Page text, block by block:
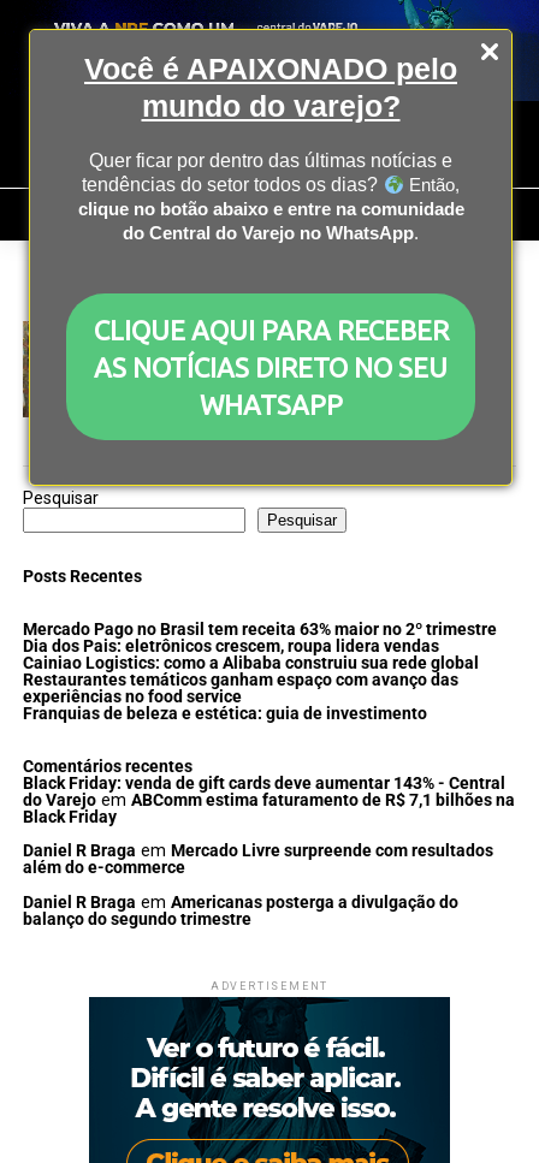
Você é APAIXONADO pelo
mundo do varejo?
Quer ficar por dentro das últimas notícias e
tendências do setor todos os dias?
Então,
clique no botão abaixo e entre na comunidade
do Central do Varejo no WhatsApp.
CLIQUE AQUI PARA RECEBER
AS NOTÍCIAS DIRETO NO SEU
WHATSAPP
All posts tagged "livraria"
E-COMMERCE 3 anos atrás
Saraiva fecha todas as lojas físicas e demite
funcionários
Pesquisar
Pesquisar
Posts Recentes
Mercado Pago no Brasil tem receita 63% maior no 2º trimestre
Dia dos Pais: eletrônicos crescem, roupa lidera vendas
Cainiao Logistics: como a Alibaba construiu sua rede global
Restaurantes temáticos ganham espaço com avanço das
experiências no food service
Franquias de beleza e estética: guia de investimento
Comentários recentes
Black Friday: venda de gift cards deve aumentar 143% - Central
do Varejoem ABComm estima faturamento de R$ 7,1 bilhões na
Black Friday
Daniel R Braga em Mercado Livre surpreende com resultados
além do e-commerce
Daniel R Braga em Americanas posterga a divulgação do
balanço do segundo trimestre
ADVERTISEMENT